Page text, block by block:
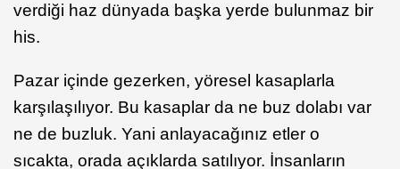
verdiği haz dünyada başka yerde bulunmaz bir
his.
Pazar içinde gezerken, yöresel kasaplarla
karşılaşılıyor. Bu kasaplar da ne buz dolabı var
ne de buzluk. Yani anlayacağınız etler o
sıcakta, orada açıklarda satılıyor. İnsanların